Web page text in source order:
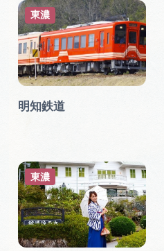
明知鉄道
東濃
東濃